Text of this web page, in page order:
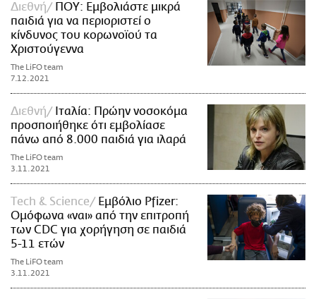
Διεθνή
ΠΟΥ: Εμβολιάστε μικρά
παιδιά για να περιοριστεί ο
κίνδυνος του κορωνοϊού τα
Χριστούγεννα
The LiFO team
7.12.2021
Διεθνή
Ιταλία: Πρώην νοσοκόμα
προσποιήθηκε ότι εμβολίασε
πάνω από 8.000 παιδιά για ιλαρά
The LiFO team
3.11.2021
Τech & Science
Εμβόλιο Pfizer:
Ομόφωνα «ναι» από την επιτροπή
των CDC για χορήγηση σε παιδιά
5-11 ετών
The LiFO team
3.11.2021